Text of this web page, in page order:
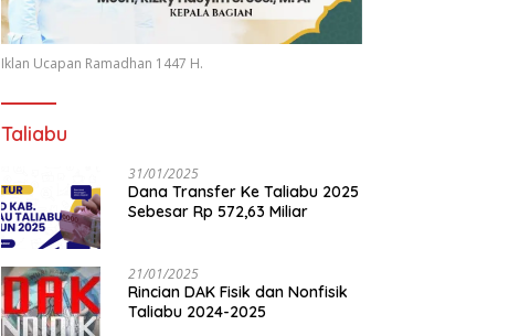
Iklan Ucapan Ramadhan 1447 H.
Taliabu
31/01/2025
Dana Transfer Ke Taliabu 2025
Sebesar Rp 572,63 Miliar
21/01/2025
Rincian DAK Fisik dan Nonfisik
Taliabu 2024-2025